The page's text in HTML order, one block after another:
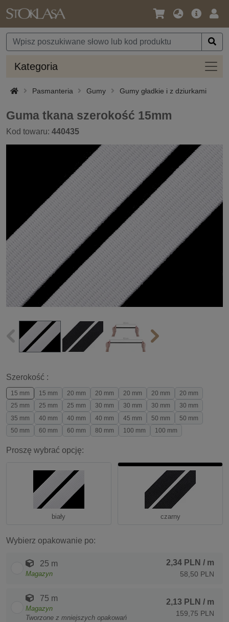
Język
Waluta
Oferta
Kategoria
Pasmanteria Gumy Gumy gładkie i z dziurkami
Guma tkana szerokość 15mm
Kod towaru: 440435
Szerokość :
15 mm 15 mm 20 mm 20 mm 20 mm 20 mm
20 mm
25 mm
25 mm 25 mm 30 mm 30 mm 30 mm
30 mm
35 mm
40 mm 40 mm 40 mm 45 mm 50 mm
50 mm
50 mm
60 mm 60 mm 80 mm 100 mm 100 mm
Proszę wybrać opcję:
biały czarny
Wybierz opakowanie po:
25 m
Magazyn
2,34 PLN / m
58,50 PLN
75 m
Magazyn
Tworzone z mniejszych opakowań
2,13 PLN / m
159,75 PLN